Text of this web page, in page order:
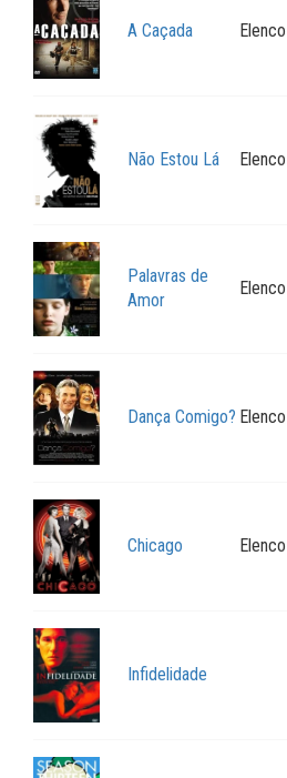
A Caçada Elenco
Não Estou Lá Elenco
Palavras de
Amor
Elenco
Dança Comigo? Elenco
Chicago Elenco
Infidelidade